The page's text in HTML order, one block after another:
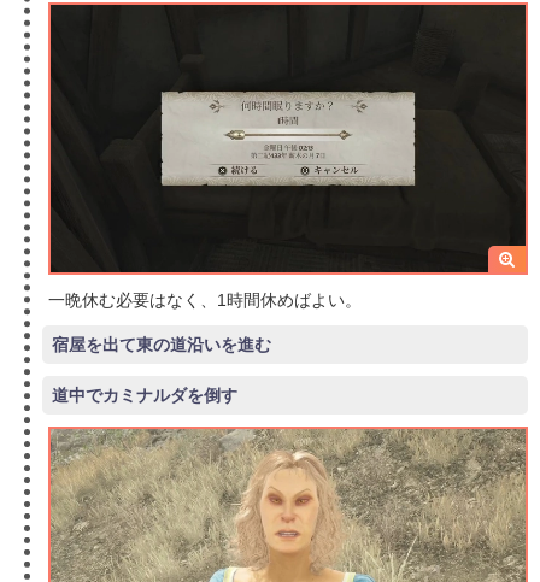
一晩休む必要はなく、1時間休めばよい。
宿屋を出て東の道沿いを進む
道中でカミナルダを倒す